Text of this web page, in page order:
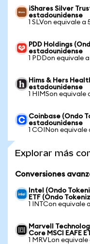
iShares Silver
estadounidense
1 SLVon equivale a
PDD Holdings
estadounidense
1 PDDon equivale a
Hims & Hers
estadounidense
1 HIMSon equivale
Coinbase (Ondo
estadounidense
1 COINon equivale
Explorar más
Conversiones
Intel (Ondo
ETF (Ondo
1 INTCon equivale
Marvell
Core MSCI EAFE
1 MRVLon equivale